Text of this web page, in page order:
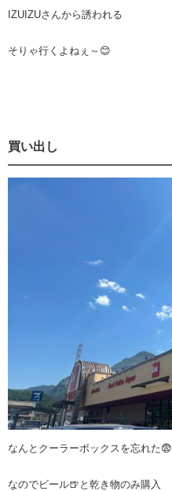
IZUIZUさんから誘われる
そりゃ行くよねぇ～😊
買い出し
なんとクーラーボックスを忘れた😨
なのでビール🍺と乾き物のみ購入